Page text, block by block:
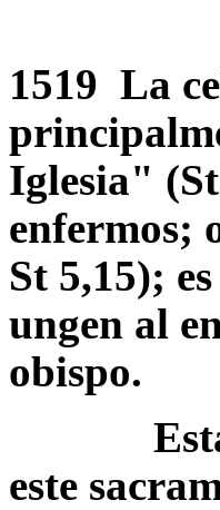
1519 La
Iglesia"
enfermos;
St 5,15);
ungen al
obispo.
Estas
este